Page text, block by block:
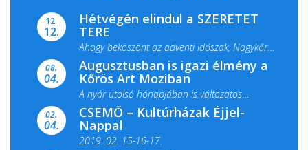
12.
12.
Hétvégén elindul a SZERETET
TERE
Ahogy beköszönt az adventi időszak, Nagykőrös
ismét megtelik ünnepi fénnyel és közös...
08.
04.
Augusztusban is igazi élmény a
Kőrös Art Moziban
A nyár utolsó hónapjában is változatos
filmkínálattal, családi...
02.
04.
CSEMŐ – Kultúrházak Éjjel-
Nappal
2019. 02. 15-16-17.